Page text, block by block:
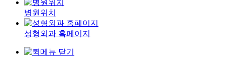
병원위치
성형외과 홈페이지